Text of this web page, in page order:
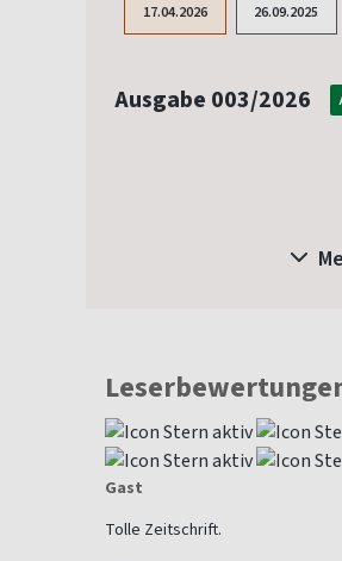
17.04.2026 26.09.2025
Ausgabe 003/2026
Gast
Tolle Zeitschrift.